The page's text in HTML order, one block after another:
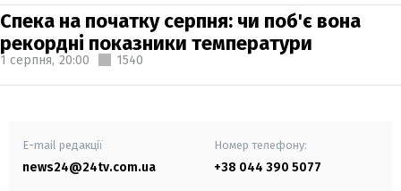
Спека на початку серпня: чи поб'є вона
рекордні показники температури
1 серпня, 20:00 1540
E-mail редакції
news24@24tv.com.ua
Номер телефону:
+38 044 390 5077